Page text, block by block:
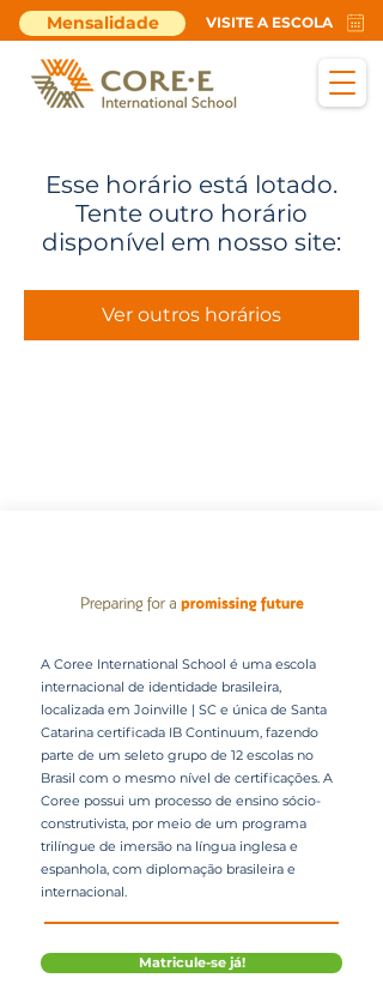
Mensalidade VISITE A ESCOLA
Esse horário está lotado.
Tente outro horário
disponível em nosso site:
Ver outros horários
A Coree International School é uma escola
internacional de identidade brasileira,
localizada em Joinville | SC e única de Santa
Catarina certificada IB Continuum, fazendo
parte de um seleto grupo de 12 escolas no
Brasil com o mesmo nível de certificações. A
Coree possui um processo de ensino sócio-
construtivista, por meio de um programa
trilíngue de imersão na língua inglesa e
espanhola, com diplomação brasileira e
internacional.
Matricule-se já!